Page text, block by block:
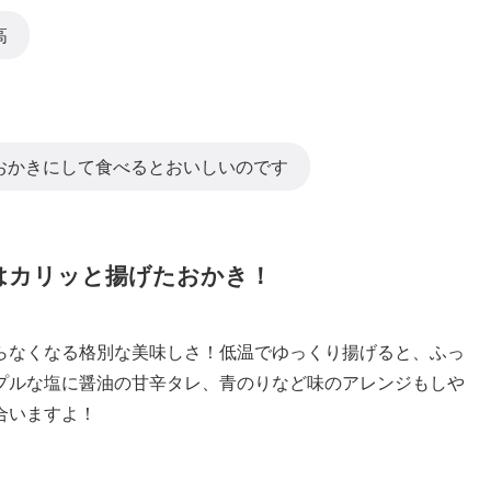
きにして食べるとおいしいのです
リッと揚げたおかき！
くなる格別な美味しさ！低温でゆっくり揚げると、ふっ
な塩に醤油の甘辛タレ、青のりなど味のアレンジもしや
ますよ！